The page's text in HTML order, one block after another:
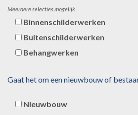
Meerdere selecties mogelijk.
Binnenschilderwerken
Buitenschilderwerken
Behangwerken
Gaat het om een nieuwbouw of
Nieuwbouw